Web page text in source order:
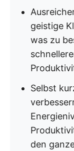
geistige
was zu
Selbst
den